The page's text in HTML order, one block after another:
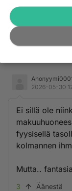
2026-05-30
Ei sillä ole
fyysisellä
kolmannen
Mutta..
3 Äänestä